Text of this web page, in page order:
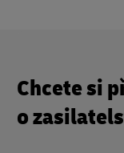
Chcete si
o